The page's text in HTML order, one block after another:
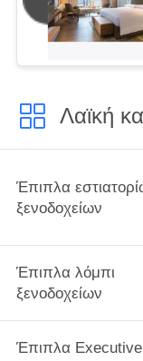
Λαϊκή
Έπιπλα
ξενοδοχείων
Έπιπλα λόμπι
ξενοδοχείων
Έπιπλα Executive